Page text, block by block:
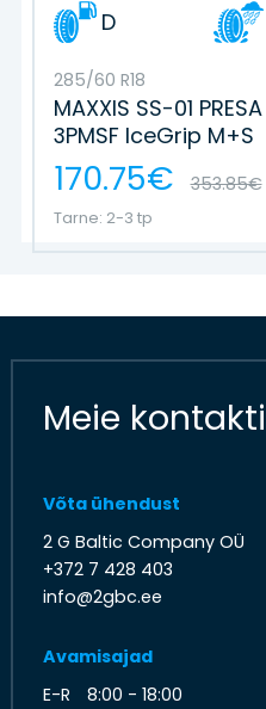
D
285/60 R18
MAXXIS SS-01
3PMSF IceGrip M+S
170.75€ 353.85€
Tarne: 2-3 tp
Meie
Võta ühendust
2 G Baltic Company OÜ
+372 7 428 403
info@2gbc.ee
Avamisajad
E-R
8:00 - 18:00